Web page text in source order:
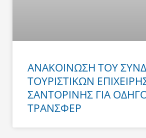
ΑΝΑΚΟΙΝΩΣΗ ΤΟΥ
ΤΟΥΡΙΣΤΙΚΩΝ
ΣΑΝΤΟΡΙΝΗΣ ΓΙΑ
ΤΡΑΝΣΦΕΡ